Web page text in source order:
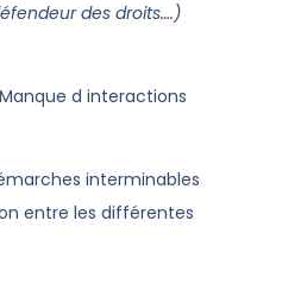
des droits….)
d interactions
interminables
entre les différentes